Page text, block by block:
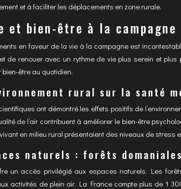
et à faciliter les déplacements en zone rurale.
et bien-être à la campagne
en faveur de la vie à la campagne est
de renouer avec un rythme de vie plus serein et
être au quotidien.
rural sur la santé
ont démontré les effets positifs de
de l’air contribuent à améliorer le bien-être
en milieu rural présentaient des niveaux de
naturels : forêts
un accès privilégié aux espaces naturels. Les
activités de plein air. La France compte plus de 1